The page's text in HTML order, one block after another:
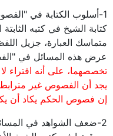
1-أسلوب الكتابة في
كتابة الشيخ في كتبه
متماسك العبارة، جزيل
عرض هذه المسائل في
تخصصهما، على أنه افتراء
يجد أن الفصوص غير
إن فصوص الحكم يكاد أن
2-ضعف الشواهد في